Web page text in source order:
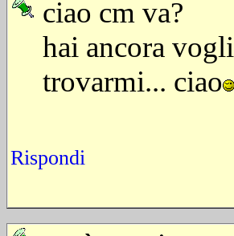
ciao cm va?
hai ancora
trovarmi... ciao
Rispondi